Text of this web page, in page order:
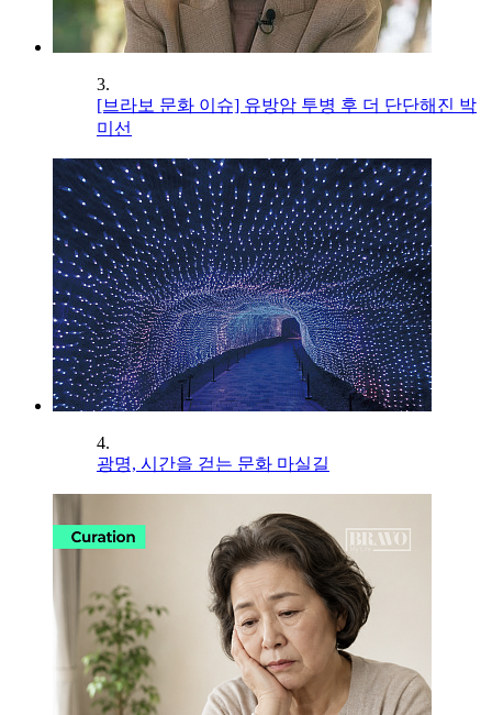
3.
[브라보 문화 이슈] 유방암 투병 후 더 단단해진 박
미선
4.
광명, 시간을 걷는 문화 마실길